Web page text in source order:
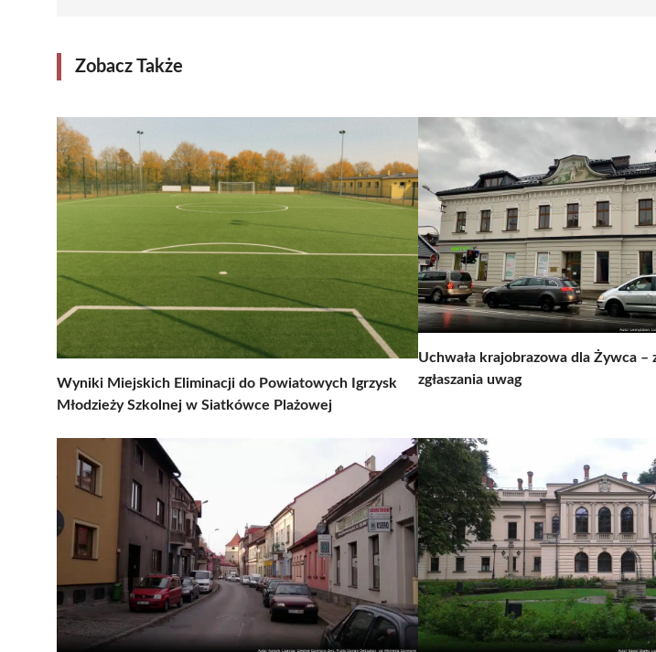
Zobacz Także
Wyniki Miejskich Eliminacji do Powiatowych Igrzysk
Młodzieży Szkolnej w Siatkówce Plażowej
Uchwała krajobrazowa dla Żywca –
zgłaszania uwag